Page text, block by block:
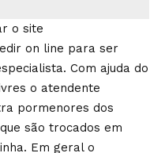
o site
on line para ser
Com ajuda do
o atendente
pormenores dos
são trocados em
Em geral o